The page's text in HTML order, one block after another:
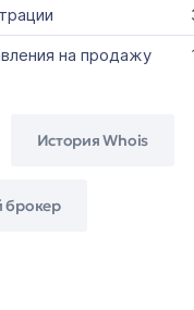
на продажу
История Whois